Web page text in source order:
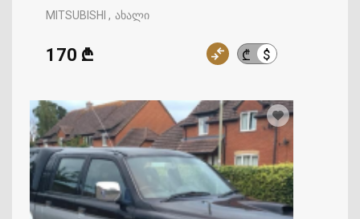
MITSUBISHI ახალი
₾ $
170 ₾